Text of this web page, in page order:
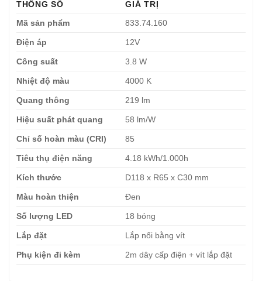
THÔNG SỐ
GIÁ TRỊ
Mã sản phẩm
833.74.160
Điện áp 12V
Công suất 3.8 W
Nhiệt độ màu 4000 K
Quang thông 219 lm
Hiệu suất phát quang 58 lm/W
Chỉ số hoàn màu (CRI) 85
Tiêu thụ điện năng 4.18 kWh/1.000h
Kích thước D118 x R65 x C30 mm
Màu hoàn thiện Đen
Số lượng LED 18 bóng
Lắp đặt Lắp nổi bằng vít
Phụ kiện đi kèm 2m dây cấp điện + vít lắp đặt